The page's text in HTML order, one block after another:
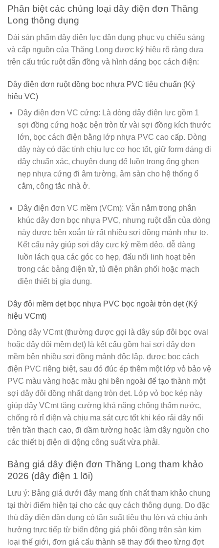
Phân biệt các chủng loại dây điện đơn Thăng
Long thông dụng
Dải sản phẩm dây điện lực dân dụng phục vụ chiếu sáng
và cấp nguồn của Thăng Long được ký hiệu rõ ràng dựa
trên cấu trúc ruột dẫn đồng và hình dáng bọc cách điện:
Dây điện đơn ruột đồng bọc nhựa PVC tiêu chuẩn (Ký
hiệu VC)
Dây điện đơn VC cứng: Là dòng dây điện lực gồm 1
sợi đồng cứng hoặc bện tròn từ vài sợi đồng kích thước
lớn, bọc cách điện bằng lớp nhựa PVC cao cấp. Dòng
dây này có đặc tính chịu lực cơ học tốt, giữ form dáng đi
dây chuẩn xác, chuyên dụng để luồn trong ống ghen
nẹp nhựa cứng đi âm tường, âm sàn cho hệ thống ổ
cắm, công tắc nhà ở.
Dây điện đơn VC mềm (VCm): Vẫn nằm trong phân
khúc dây đơn bọc nhựa PVC, nhưng ruột dẫn của dòng
này được bện xoắn từ rất nhiều sợi đồng mảnh như tơ.
Kết cấu này giúp sợi dây cực kỳ mềm dẻo, dễ dàng
luồn lách qua các góc co hẹp, đấu nối linh hoạt bên
trong các bảng điện tử, tủ điện phân phối hoặc mạch
điện thiết bị gia dụng.
Dây đôi mềm dẹt bọc nhựa PVC bọc ngoài tròn dẹt (Ký
hiệu VCmt)
Dòng dây VCmt (thường được gọi là dây súp đôi bọc oval
hoặc dây đôi mềm dẹt) là kết cấu gồm hai sợi dây đơn
mềm bện nhiều sợi đồng mảnh độc lập, được bọc cách
điện PVC riêng biệt, sau đó đúc ép thêm một lớp vỏ bảo vệ
PVC màu vàng hoặc màu ghi bên ngoài để tạo thành một
sợi dây đôi đồng nhất dạng tròn dẹt. Lớp vỏ bọc kép này
giúp dây VCmt tăng cường khả năng chống thấm nước,
chống rò rỉ điện và chịu ma sát cực tốt khi kéo rải dây nổi
trên trần thạch cao, đi dầm tường hoặc làm dây nguồn cho
các thiết bị điện di động công suất vừa phải.
Bảng giá dây điện đơn Thăng Long tham khảo
2026 (dây điện 1 lõi)
Lưu ý: Bảng giá dưới đây mang tính chất tham khảo chung
tại thời điểm hiện tại cho các quy cách thông dụng. Do đặc
thù dây điện dân dụng có tần suất tiêu thụ lớn và chịu ảnh
hưởng trực tiếp từ biến động giá phôi đồng trên sàn kim
loại thế giới, đơn giá cấu thành sẽ thay đổi theo từng đợt